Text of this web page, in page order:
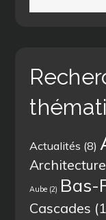
Actualités (8)
Architecture
Aube (2) Bas-
Cascades